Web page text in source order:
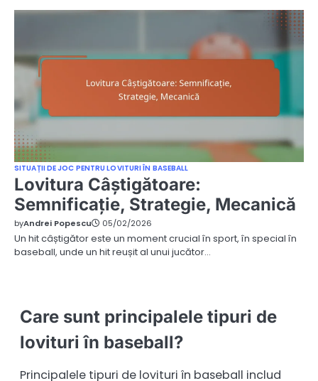
SITUAȚII DE JOC PENTRU LOVITURI ÎN BASEBALL
Lovitura Câștigătoare:
Semnificație, Strategie, Mecanică
byAndrei Popescu 05/02/2026
Un hit câștigător este un moment crucial în sport, în special în
baseball, unde un hit reușit al unui jucător…
Care sunt principalele tipuri de
lovituri în baseball?
Principalele tipuri de lovituri în baseball includ